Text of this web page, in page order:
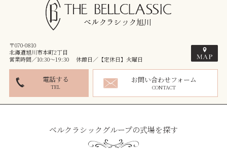
〒070-0810
北海道旭川市本町2丁目
営業時間／10:30～19:30 休館日／【定休日】火曜日
電話する
TEL
お問い合わせフォーム
CONTACT
ベルクラシックグループの式場を探す